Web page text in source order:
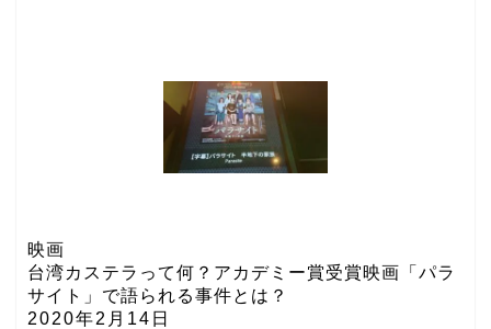
映画
台湾カステラって何？アカデミー賞受賞映画「パラ
サイト」で語られる事件とは？
2020年2月14日